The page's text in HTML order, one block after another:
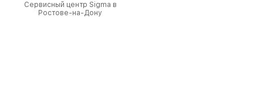
Сервисный центр Sigma в
Ростове-на-Дону